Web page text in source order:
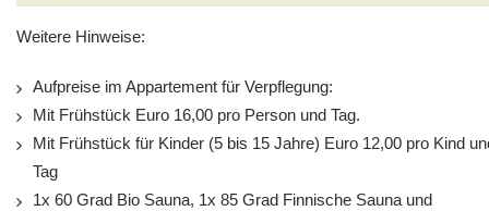
Weitere Hinweise:
Aufpreise im Appartement für Verpflegung:
Mit Frühstück Euro 16,00 pro Person und Tag.
Mit Frühstück für Kinder (5 bis 15 Jahre) Euro 12,00 pro Kind
Tag
1x 60 Grad Bio Sauna, 1x 85 Grad Finnische Sauna und